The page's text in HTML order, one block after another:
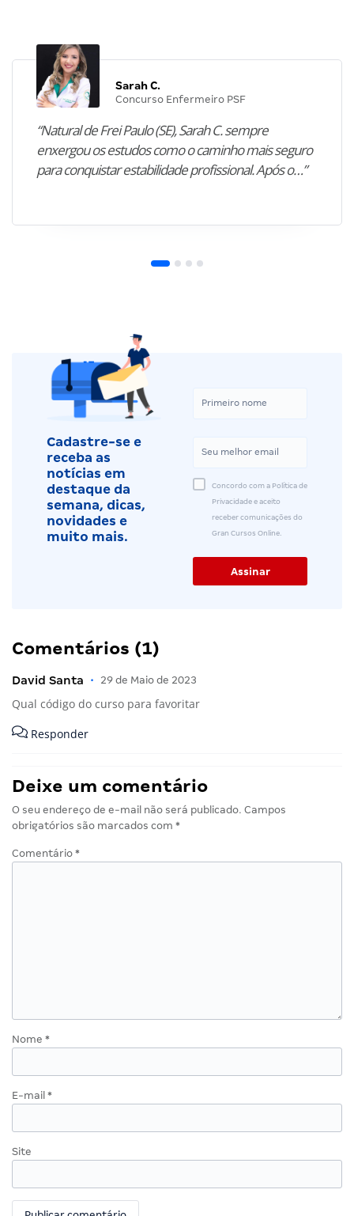
Sarah C.
Concurso Enfermeiro PSF
“Natural de Frei Paulo (SE), Sarah C. sempre
enxergou os estudos como o caminho mais seguro
para conquistar estabilidade profissional. Após o…”
Cadastre-se e
receba as
notícias em
destaque da
semana, dicas,
novidades e
muito mais.
Concordo com a Política de
Privacidade e aceito
receber comunicações do
Gran Cursos Online.
Comentários (1)
David Santa • 29 de Maio de 2023
Qual código do curso para favoritar
Responder
Deixe um comentário
O seu endereço de e-mail não será publicado. Campos
obrigatórios são marcados com *
Comentário *
Nome *
E-mail *
Site